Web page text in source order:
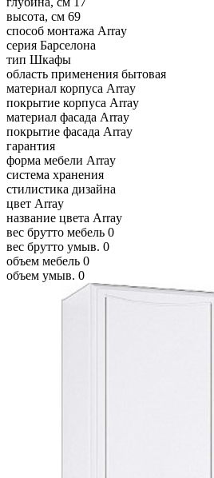
высота, см 69
способ монтажа Array
серия Барселона
тип Шкафы
область применения бытовая
материал корпуса Array
покрытие корпуса Array
материал фасада Array
покрытие фасада Array
гарантия
форма мебели Array
система хранения
стилистика дизайна
цвет Array
название цвета Array
вес брутто мебель 0
вес брутто умыв. 0
объем мебель 0
объем умыв. 0